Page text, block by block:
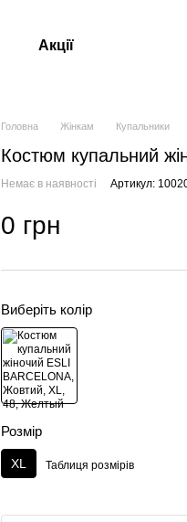
Акції
Головна Жінкам Купальники
Костюм купальний
Немає в наявності Артикул:
0 грн
Виберіть колір
Розмір
XL Таблиця розмірів